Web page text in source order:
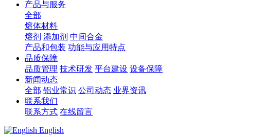
产品与服务
全部
熔体材料
熔剂 添加剂 中间合金
产品和包装 功能与应用特点
品质保障
品质管理 技术研发 平台建设 设备保障
新闻动态
全部 铝业常识 公司动态 业界资讯
联系我们
联系方式 在线留言
English